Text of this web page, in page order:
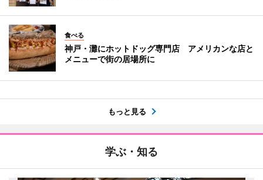
食べる
神戸・灘にホットドッグ専門店 アメリカンな店と
メニューで街の居場所に
もっと見る
学ぶ・知る